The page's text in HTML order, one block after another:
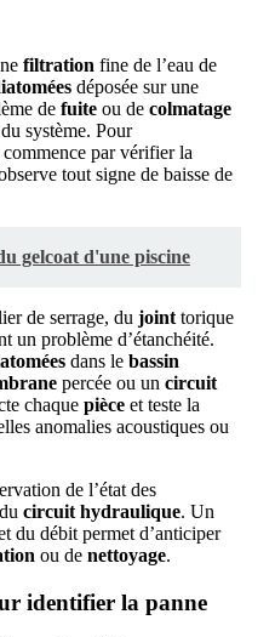
filtration fine de l’eau de
déposée sur une
de fuite ou de colmatage
système. Pour
par vérifier la
tout signe de baisse de
gelcoat d'une piscine
de serrage, du joint torique
un problème d’étanchéité.
dans le bassin
percée ou un circuit
chaque pièce et teste la
anomalies acoustiques ou
de l’état des
circuit hydraulique. Un
du débit permet d’anticiper
ou de nettoyage.
identifier la panne